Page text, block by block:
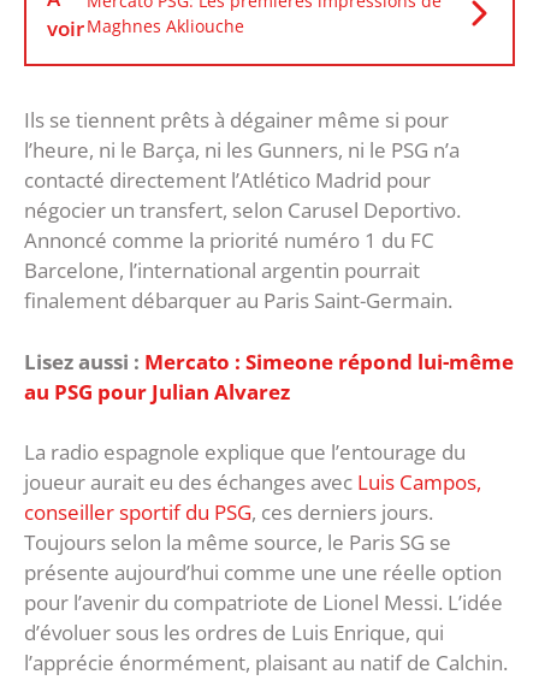
voirMaghnes Akliouche
Ils se tiennent prêts à dégainer même si pour
l’heure, ni le Barça, ni les Gunners, ni le PSG n’a
contacté directement l’Atlético Madrid pour
négocier un transfert, selon Carusel Deportivo.
Annoncé comme la priorité numéro 1 du FC
Barcelone, l’international argentin pourrait
finalement débarquer au Paris Saint-Germain.
Lisez aussi : Mercato : Simeone répond lui-même
au PSG pour Julian Alvarez
La radio espagnole explique que l’entourage du
joueur aurait eu des échanges avec Luis Campos,
conseiller sportif du PSG, ces derniers jours.
Toujours selon la même source, le Paris SG se
présente aujourd’hui comme une une réelle option
pour l’avenir du compatriote de Lionel Messi. L’idée
d’évoluer sous les ordres de Luis Enrique, qui
l’apprécie énormément, plaisant au natif de Calchin.